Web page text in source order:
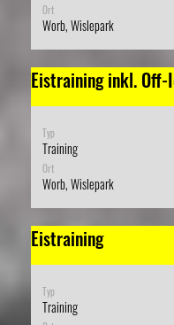
Ort
Worb, Wislepark
Eistraining inkl. Off-
Typ
Training
Ort
Worb, Wislepark
Eistraining
Typ
Training